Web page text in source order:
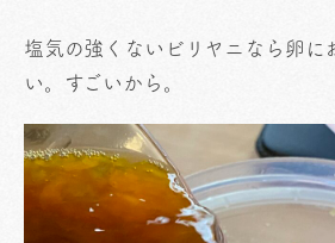
塩気の強くないビリヤニなら卵に
い。すごいから。